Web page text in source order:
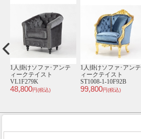
1人掛けソファ･アンテ
ィークテイスト
VL1F279K
48,800円(税込)
1人掛けソファ･アンテ
ィークテイスト
ST1008-1-10F92B
99,800円(税込)